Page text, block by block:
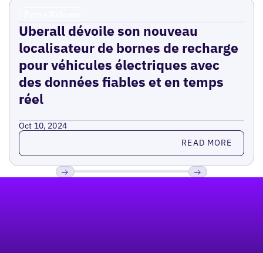
Uberall dévoile son nouveau
localisateur de bornes de recharge
pour véhicules électriques avec
des données fiables et en temps
réel
Oct 10, 2024
Read more READ MORE